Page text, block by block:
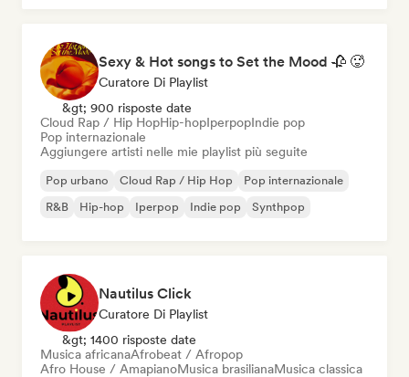
Sexy & Hot songs to Set the Mood 🥀 🥵
Curatore Di Playlist
&gt; 900 risposte date
Cloud Rap / Hip HopHip-hopIperpopIndie pop
Pop internazionale
Aggiungere artisti nelle mie playlist più seguite
Pop urbano Cloud Rap / Hip Hop
Pop internazionale
R&B
Hip-hop Iperpop Indie pop Synthpop
Nautilus Click
Curatore Di Playlist
&gt; 1400 risposte date
Musica africanaAfrobeat / Afropop
Afro House / AmapianoMusica brasilianaMusica classica